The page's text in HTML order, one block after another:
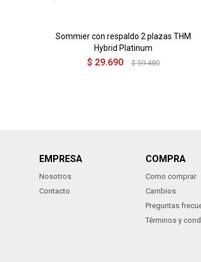
Sommier con respaldo 2 plazas THM
Hybrid Platinum
$ 29.690 $ 59.480
EMPRESA
Nosotros
Contacto
COMPRA
Como comprar
Cambios
Preguntas
Términos y